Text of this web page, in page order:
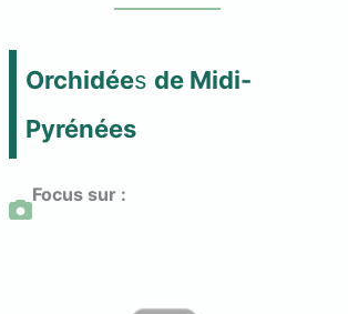
Orchidées de Midi-
Pyrénées
Focus sur :